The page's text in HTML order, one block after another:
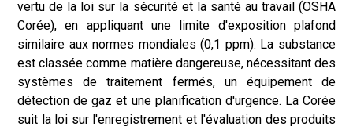
vertu de la loi sur la sécurité et la santé au travail (OSHA
Corée), en appliquant une limite d'exposition plafond
similaire aux normes mondiales (0,1 ppm). La substance
est classée comme matière dangereuse, nécessitant des
systèmes de traitement fermés, un équipement de
détection de gaz et une planification d'urgence. La Corée
suit la loi sur l'enregistrement et l'évaluation des produits